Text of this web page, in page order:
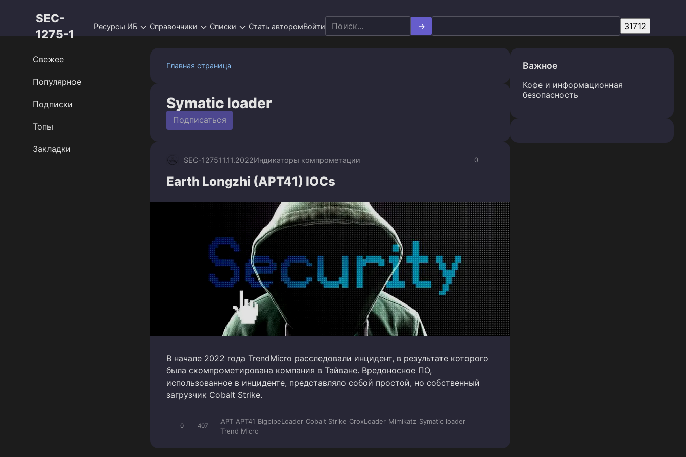
SEC-
1275-1
Ресурсы ИБ Справочники Списки Стать авторомВойти Search
for:
Главная страница
Symatic loader
Подписаться
0
SEC-127511.11.2022Индикаторы компрометации
Earth Longzhi (APT41) IOCs
В начале 2022 года TrendMicro расследовали инцидент, в результате которого
была скомпрометирована компания в Тайване. Вредоносное ПО,
использованное в инциденте, представляло собой простой, но собственный
загрузчик Cobalt Strike.
0 407
APT APT41 BigpipeLoader Cobalt Strike CroxLoader Mimikatz Symatic loader
Trend Micro
Свежее
Популярное
Подписки
Топы
Закладки
Важное
Кофе и информационная
безопасность